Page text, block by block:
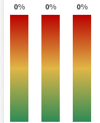
0% 0% 0%